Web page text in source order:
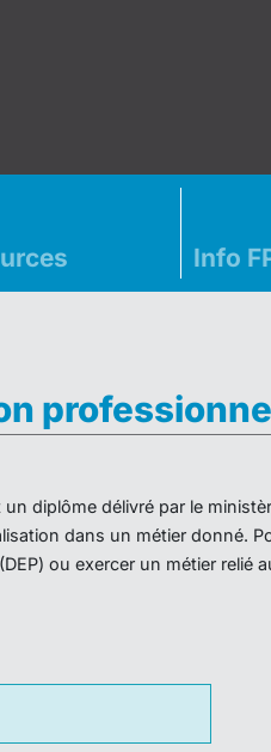
Info
diplôme délivré par le
dans un métier donné.
ou exercer un métier relié